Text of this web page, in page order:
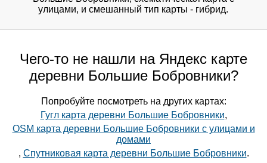
улицами, и смешанный тип карты - гибрид.
Чего-то не нашли на Яндекс карте
деревни Большие Бобровники?
Попробуйте посмотреть на других картах:
Гугл карта деревни Большие Бобровники,
OSM карта деревни Большие Бобровники с улицами и
домами
, Спутниковая карта деревни Большие Бобровники.